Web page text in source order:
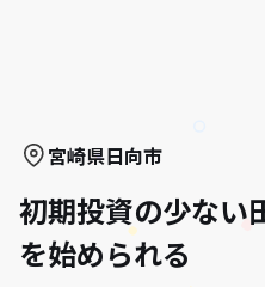
宮崎県日向市
初期投資の少ない
を始められる